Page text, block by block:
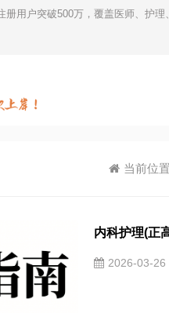
册用户突破500万，覆盖医师、护
当前位
内科护理(正
2026-03-26